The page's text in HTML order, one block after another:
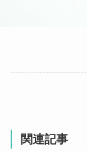
関連記事